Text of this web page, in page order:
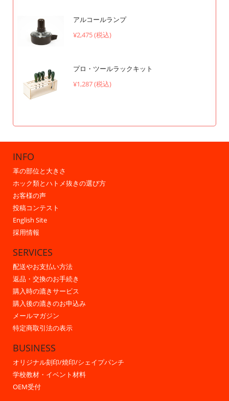
アルコールランプ
¥2,475 (税込)
プロ・ツールラックキット
¥1,287 (税込)
INFO
革の部位と大きさ
ホック類とハトメ抜きの選び方
お客様の声
投稿コンテスト
English Site
採用情報
SERVICES
配送やお支払い方法
返品・交換のお手続き
購入時の漉きサービス
購入後の漉きのお申込み
メールマガジン
特定商取引法の表示
BUSINESS
オリジナル刻印/焼印/シェイプパンチ
学校教材・イベント材料
OEM受付